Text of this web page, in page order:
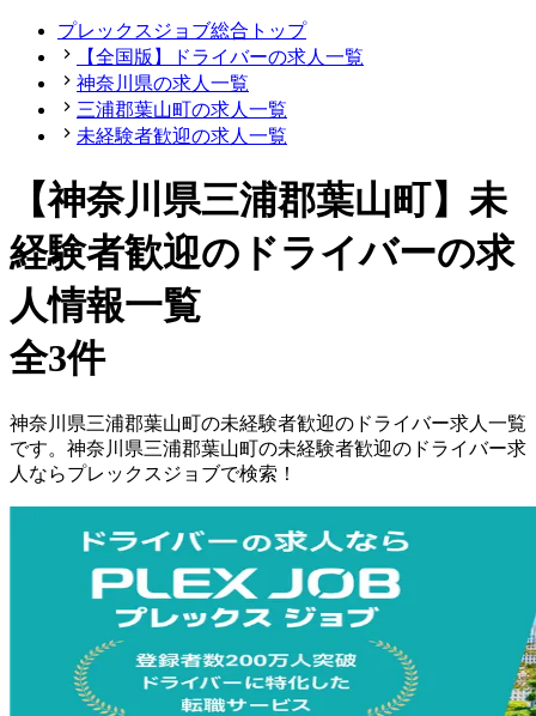
プレックスジョブ総合トップ
【全国版】ドライバーの求人一覧
神奈川県の求人一覧
三浦郡葉山町の求人一覧
未経験者歓迎の求人一覧
【神奈川県三浦郡葉山町】未
経験者歓迎のドライバーの求
人情報一覧
全3件
神奈川県三浦郡葉山町の未経験者歓迎の ドライバー求人一覧
です。 神奈川県三浦郡葉山町の未経験者歓迎の ドライバー求
人ならプレックスジョブで検索！